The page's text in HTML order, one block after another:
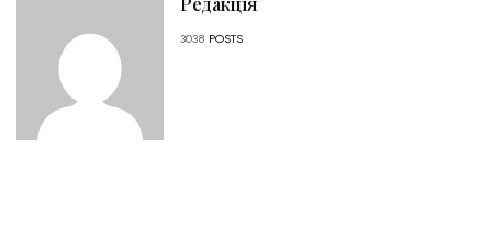
3038 POSTS